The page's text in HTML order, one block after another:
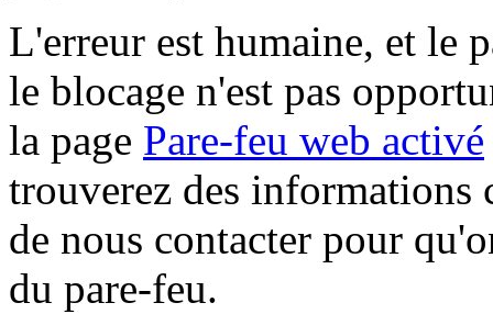
L'erreur est humaine, et le
le blocage n'est pas
la page Pare-feu web activé
trouverez des informations
de nous contacter pour
du pare-feu.